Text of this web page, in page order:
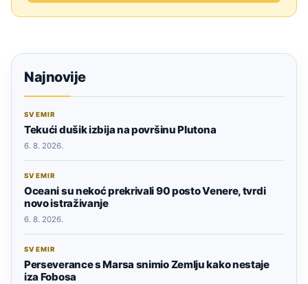
Najnovije
SVEMIR
Tekući dušik izbija na površinu Plutona
6. 8. 2026.
SVEMIR
Oceani su nekoć prekrivali 90 posto Venere, tvrdi
novo istraživanje
6. 8. 2026.
SVEMIR
Perseverance s Marsa snimio Zemlju kako nestaje
iza Fobosa